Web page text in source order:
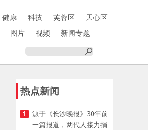
健康 科技 芙蓉区
天心区
图片 视频
新闻专题
热点新闻
1
源于《长沙晚报》30年前
一篇报道，两代人接力捐